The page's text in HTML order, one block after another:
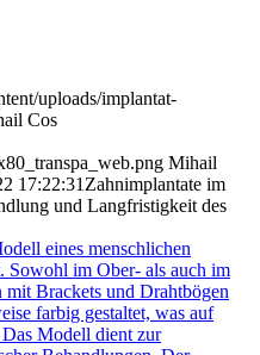
uploads/implantat-
Cos
Mihail
17:22:31 Zahnimplantate im
und Langfristigkeit des